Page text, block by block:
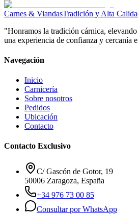
Carnes & ViandasTradición y Alta
"Honramos la tradición cárnica,
una experiencia de confianza y cercanía
Navegación
Inicio
Carnicería
Sobre nosotros
Pedidos
Ubicación
Contacto
Contacto Exclusivo
C/ Gascón de Gotor, 19
50006 Zaragoza, España
+34 976 73 00 85
Consultar por WhatsApp